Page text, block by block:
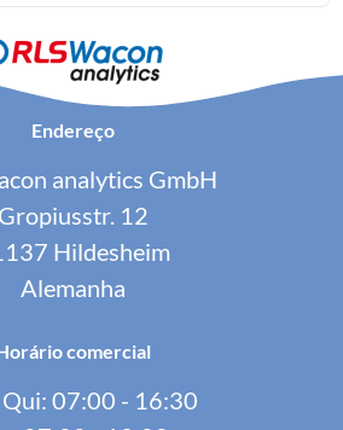
Endereço
analytics GmbH
Gropiusstr. 12
Hildesheim
Alemanha
comercial
Qui: 07:00 - 16:30